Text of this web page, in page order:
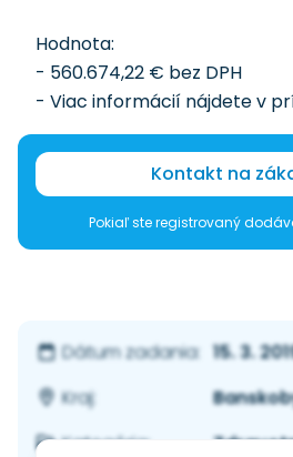
Hodnota:
- 560.674,22 € bez DPH
- Viac informácií nájdete v
Kontakt na
Pokiaľ ste registrovaný
Dátum zadania: 15. 3.
Kraj:
Kategória: